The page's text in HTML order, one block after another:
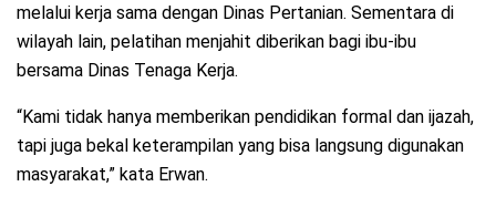
melalui kerja sama dengan Dinas Pertanian. Sementara di
wilayah lain, pelatihan menjahit diberikan bagi ibu-ibu
bersama Dinas Tenaga Kerja.
“Kami tidak hanya memberikan pendidikan formal dan ijazah,
tapi juga bekal keterampilan yang bisa langsung digunakan
masyarakat,” kata Erwan.